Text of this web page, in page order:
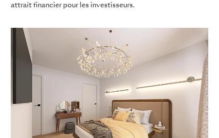
attrait financier pour les investisseurs.